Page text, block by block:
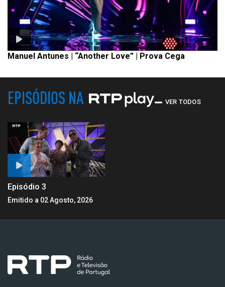
Manuel Antunes | “Another Love” | Prova Cega
EPISÓDIOS NA VER TODOS
Episódio 3
Emitido a 02 Agosto, 2026